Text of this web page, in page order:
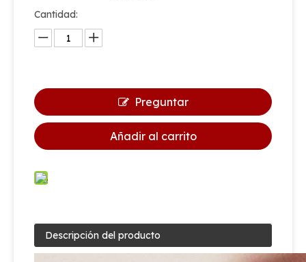
Cantidad:
Preguntar
Añadir al carrito
Descripción del producto